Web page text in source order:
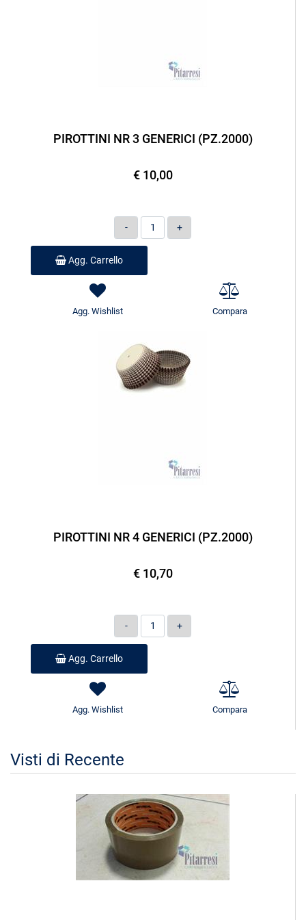
PIROTTINI NR 3 GENERICI (PZ.2000)
€ 10,00
Quantità
Agg. Carrello
Agg. Wishlist Compara
PIROTTINI NR 4 GENERICI (PZ.2000)
€ 10,70
Quantità
Agg. Carrello
Agg. Wishlist Compara
Visti di Recente